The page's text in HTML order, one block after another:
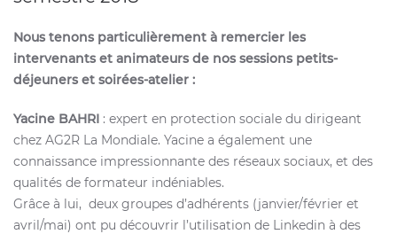
Nous tenons particulièrement à remercier les
intervenants et animateurs de nos sessions petits-
déjeuners et soirées-atelier :
Yacine BAHRI : expert en protection sociale du dirigeant
chez AG2R La Mondiale. Yacine a également une
connaissance impressionnante des réseaux sociaux, et des
qualités de formateur indéniables.
Grâce à lui, deux groupes d’adhérents (janvier/février et
avril/mai) ont pu découvrir l’utilisation de Linkedin à des